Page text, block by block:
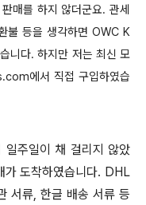
매를 하지 않더군요. 관세
불 등을 생각하면OWC K
니다. 하지만 저는 최신 모
에서 직접 구입하였습
일주일이 채 걸리지 않았
가 도착하였습니다. DHL
서류, 한글 배송 서류 등